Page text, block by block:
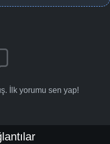
İlk yorumu sen yap!